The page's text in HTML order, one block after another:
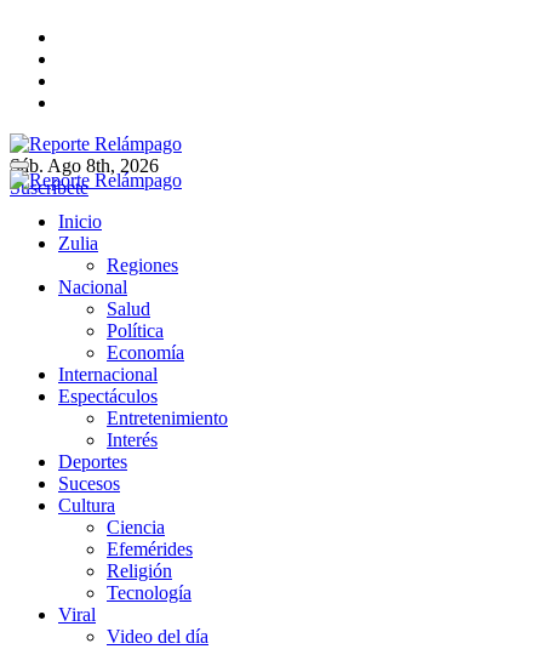
contenido
Reporte Relámpago
Claridad y rigor en cada noticia
Sáb. Ago 8th, 2026
Suscríbete
Reporte Relámpago
Claridad y rigor en cada noticia
Inicio
Zulia
Regiones
Nacional
Salud
Política
Economía
Internacional
Espectáculos
Entretenimiento
Interés
Deportes
Sucesos
Cultura
Ciencia
Efemérides
Religión
Tecnología
Viral
Video del día